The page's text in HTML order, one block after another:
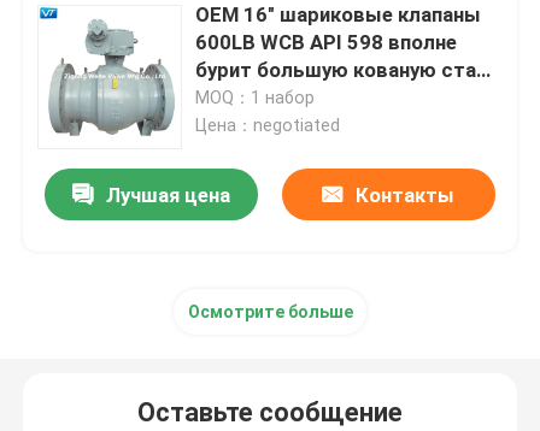
Шариковый клапан высокого давления
OEM 16" шариковые клапаны
600LB WCB API 598 вполне
бурит большую кованую сталь
размера
MOQ：1 набор
Цена：negotiated
Лучшая цена Контакты
Осмотрите больше
Оставьте сообщение